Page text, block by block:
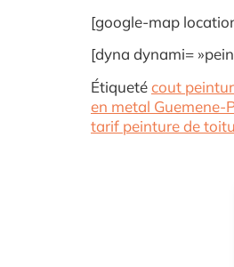
[google-map
[dyna dynami=
Étiquetécout
en metal Guemene-
tarif peinture de